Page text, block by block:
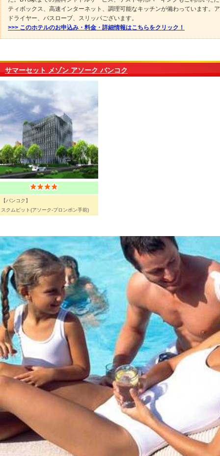
ティボックス、高速インターネット、調理可能なキッチンが備わっています。
ドライヤー、バスローブ、スリッパございます。
>>> このホテルのお申込み・料金・詳細情報はこちらをクリック！
サマーセット メゾン アソーク バンコク
【バンコク】
スクムビット(アソーク-プロンポン手前)